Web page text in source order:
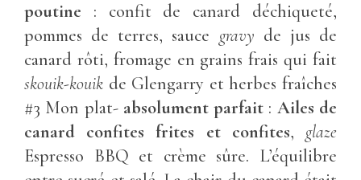
poutine : confit de canard déchiqueté,
pommes de terres, sauce gravy de jus de
canard rôti, fromage en grains frais qui fait
skouik-kouik de Glengarry et herbes fraîches
#3 Mon plat- absolument parfait : Ailes de
canard confites frites et confites, glaze
Espresso BBQ et crème sûre. L’équilibre